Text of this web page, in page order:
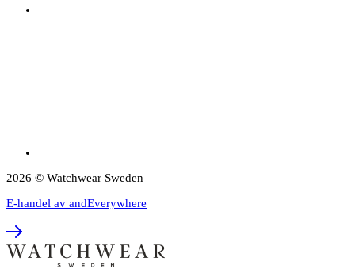
2026 © Watchwear Sweden
E-handel av andEverywhere